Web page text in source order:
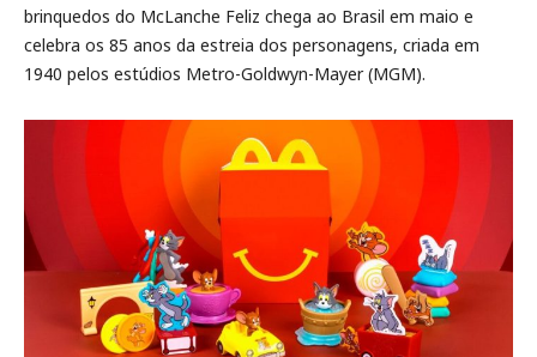
brinquedos do McLanche Feliz chega ao Brasil em maio e
celebra os 85 anos da estreia dos personagens, criada em
1940 pelos estúdios Metro-Goldwyn-Mayer (MGM).